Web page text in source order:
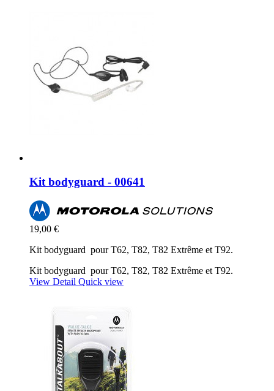
Kit bodyguard - 00641
19,00 €
Kit bodyguard pour T62, T82, T82 Extrême et T92.
Kit bodyguard pour T62, T82, T82 Extrême et T92.
View Detail Quick view